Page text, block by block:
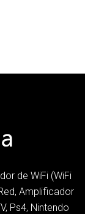
de WiFi (WiFi
Amplificador
Ps4, Nintendo